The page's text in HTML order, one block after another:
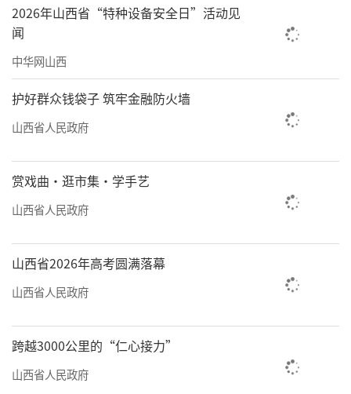
转型项目，让能源转型的动力奔涌而出。
山西转型综合改革示范区把因地制宜发展
新质生产力摆在突出的战略位置，以科技创新
为引领、以实体经济为根基，全面推进传统产
业转型升级、向新而行。
近日，全球首台套500MW水电机组用
900MPa级磁轭钢在新远宏公司顺利通过叠圆检
测，标志着我国在重型水电装备关键材料国产
化道路上迈出关键一步。
托山西转型综合改革示范区的产业集聚优势，
打通了从原料冶炼到高端部件加工的全链条，
实现了核心技术自主可控。
2026年山西省“特种设备安全日”活动见
闻
中华网山西
护好群众钱袋子 筑牢金融防火墙
山西省人民政府
赏戏曲·逛市集·学手艺
山西省人民政府
山西省2026年高考圆满落幕
山西省人民政府
跨越3000公里的“仁心接力”
山西省人民政府